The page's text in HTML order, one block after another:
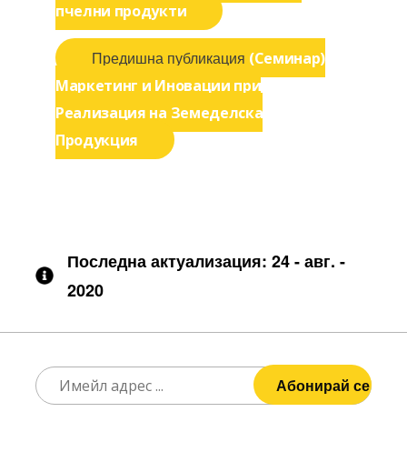
Предишна публикация Предишна
публикация:
(Семинар)
Маркетинг и Иновации при
Реализация на Земеделска
Продукция
пчелни продукти
Последна актуализация: 24 - авг. -
2020